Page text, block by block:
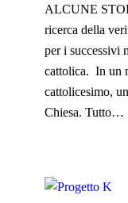
ALCUNE
ricerca della
per i successivi
cattolica. In un
cattolicesimo,
Chiesa. Tutto…